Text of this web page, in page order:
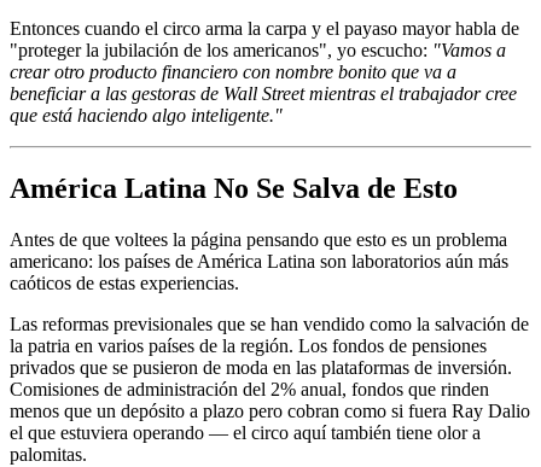
Entonces cuando el circo arma la carpa y el payaso mayor habla de
"proteger la jubilación de los americanos", yo escucho: "Vamos a
crear otro producto financiero con nombre bonito que va a
beneficiar a las gestoras de Wall Street mientras el trabajador cree
que está haciendo algo inteligente."
América Latina No Se Salva de Esto
Antes de que voltees la página pensando que esto es un problema
americano: los países de América Latina son laboratorios aún más
caóticos de estas experiencias.
Las reformas previsionales que se han vendido como la salvación de
la patria en varios países de la región. Los fondos de pensiones
privados que se pusieron de moda en las plataformas de inversión.
Comisiones de administración del 2% anual, fondos que rinden
menos que un depósito a plazo pero cobran como si fuera Ray Dalio
el que estuviera operando — el circo aquí también tiene olor a
palomitas.